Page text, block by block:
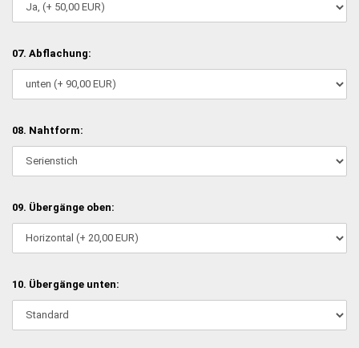
07. Abflachung:
08. Nahtform:
09. Übergänge oben:
10. Übergänge unten: